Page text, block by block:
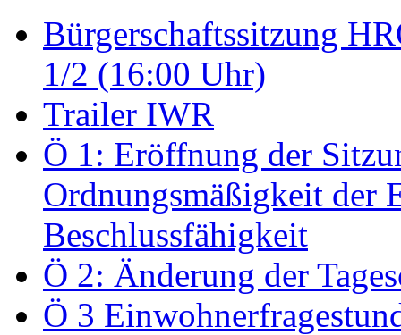
Bürgerschaftssitzung
1/2 (16:00 Uhr)
Trailer IWR
Ö 1: Eröffnung der
Ordnungsmäßigkeit der
Beschlussfähigkeit
Ö 2: Änderung der
Ö 3